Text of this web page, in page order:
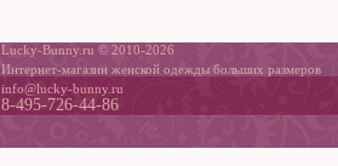
Lucky-Bunny.ru © 2010-2026
Интернет-магазин женской одежды больших размеров
info@lucky-bunny.ru
8-495-726-44-86